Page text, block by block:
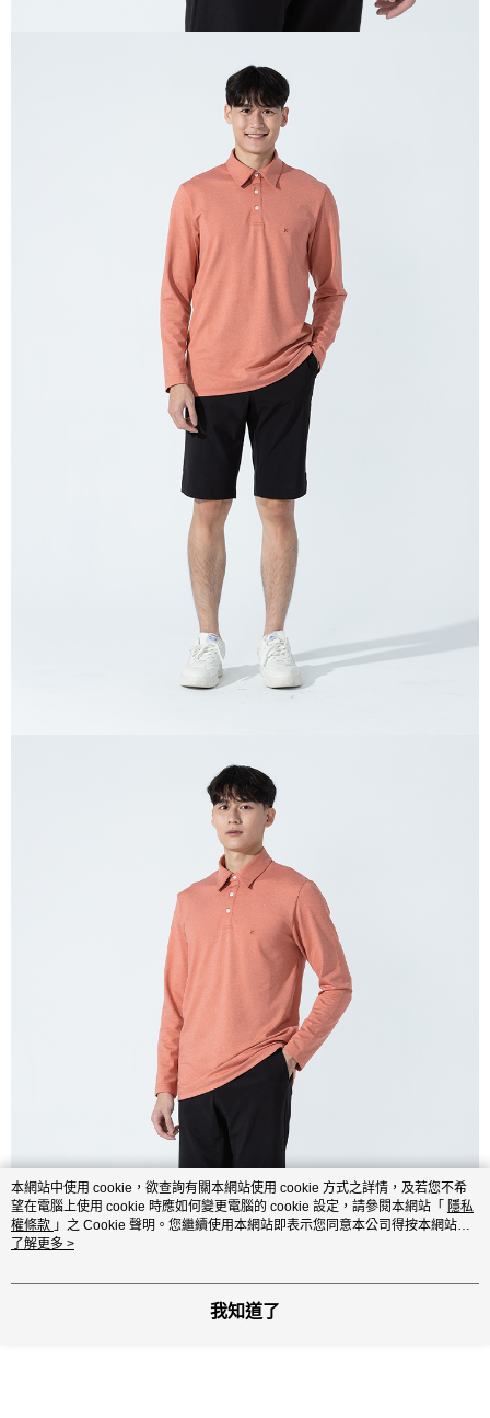
本網站中使用 cookie，欲查詢有關本網站使用 cookie 方式之詳情，及若您不希
望在電腦上使用 cookie 時應如何變更電腦的 cookie 設定，請參閱本網站「 隱私
權條款 」之 Cookie 聲明。您繼續使用本網站即表示您同意本公司得按本網站使
用條款之 Cookie 聲明使用 cookie。
了解更多 >
我知道了